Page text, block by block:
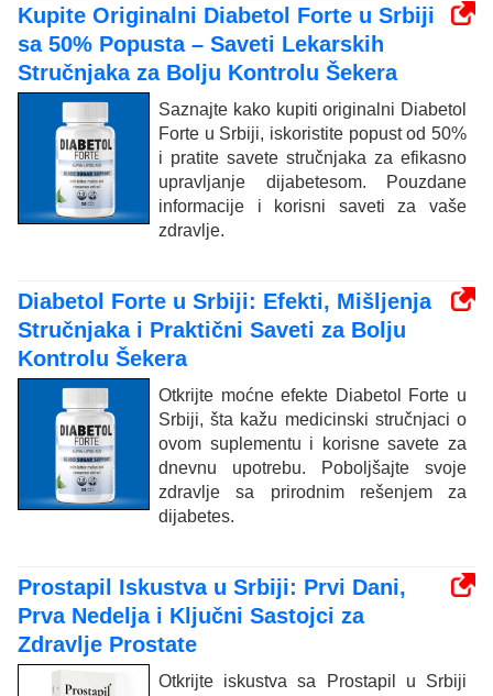
Kupite Originalni Diabetol Forte u Srbiji
sa 50% Popusta – Saveti Lekarskih
Stručnjaka za Bolju Kontrolu Šekera
Saznajte kako kupiti originalni Diabetol
Forte u Srbiji, iskoristite popust od 50%
i pratite savete stručnjaka za efikasno
upravljanje dijabetesom. Pouzdane
informacije i korisni saveti za vaše
zdravlje.
Diabetol Forte u Srbiji: Efekti, Mišljenja
Stručnjaka i Praktični Saveti za Bolju
Kontrolu Šekera
Otkrijte moćne efekte Diabetol Forte u
Srbiji, šta kažu medicinski stručnjaci o
ovom suplementu i korisne savete za
dnevnu upotrebu. Poboljšajte svoje
zdravlje sa prirodnim rešenjem za
dijabetes.
Prostapil Iskustva u Srbiji: Prvi Dani,
Prva Nedelja i Ključni Sastojci za
Zdravlje Prostate
Otkrijte iskustva sa Prostapil u Srbiji